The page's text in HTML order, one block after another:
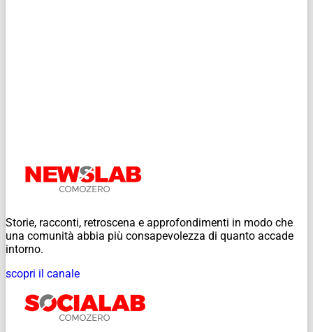
Storie, racconti, retroscena e approfondimenti in modo che
una comunità abbia più consapevolezza di quanto accade
intorno.
scopri il canale